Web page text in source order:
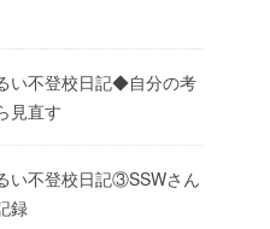
い不登校日記◆自分の考
見直す
い不登校日記③SSWさん
録